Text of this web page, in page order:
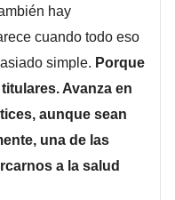
hay
cuando todo eso
simple. Porque
Avanza en
aunque sean
una de las
a la salud